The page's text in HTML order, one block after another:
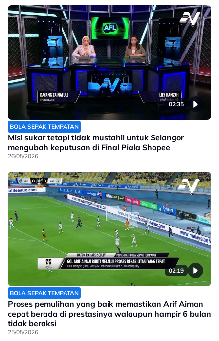
02:35
BOLA SEPAK TEMPATAN
Misi sukar tetapi tidak mustahil untuk Selangor
mengubah keputusan di Final Piala Shopee
26/05/2026
02:19
BOLA SEPAK TEMPATAN
Proses pemulihan yang baik memastikan Arif Aiman
cepat berada di prestasinya walaupun hampir 6 bulan
tidak beraksi
25/05/2026